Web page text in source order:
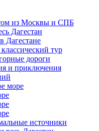
из Москвы и СПБ
Дагестан
Дагестане
тур
дороги
и приключения
море
источники